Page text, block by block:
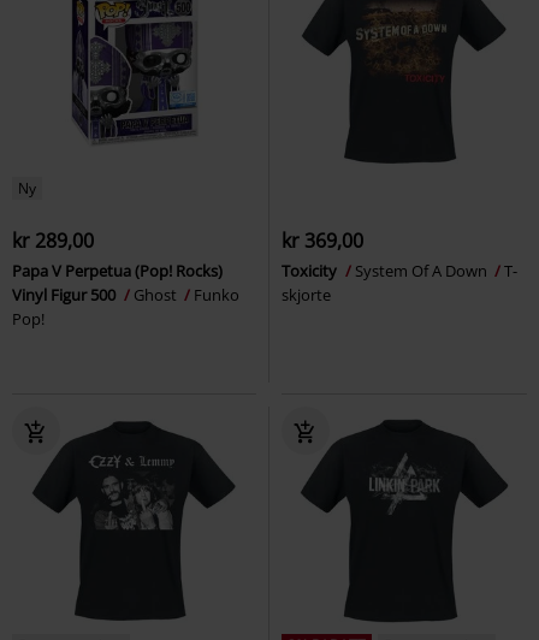
Ny
kr 289,00
Papa V Perpetua (Pop! Rocks)
Vinyl Figur 500
Ghost
Funko
Pop!
kr 369,00
Toxicity System Of A Down
T-
skjorte